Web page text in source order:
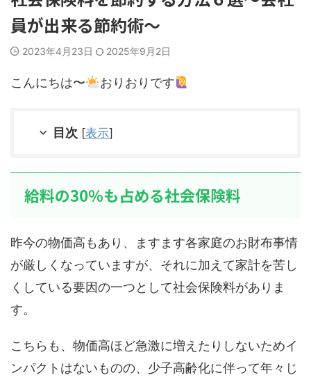
員が出来る節約術～
2023年4月23日 2025年9月2日
こんにちは〜 おりおりです
目次 [表示]
給料の30％も占める社会保険料
昨今の物価高もあり、ますます各家庭のお財布事情
が厳しくなっていますが、それに加えて家計を苦し
くしている要因の一つとして社会保険料がありま
す。
こちらも、物価高ほど急激に増えたりしないためイ
ンパクトはないものの、少子高齢化に伴って年々じ